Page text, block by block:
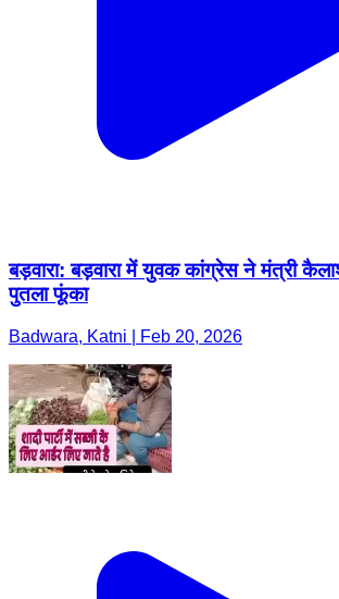
बड़वारा: बड़वारा में युवक कांग्रेस ने मंत्री
पुतला फूंका
Badwara, Katni | Feb 20, 2026